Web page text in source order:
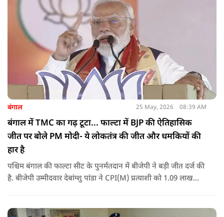
बंगाल 25 May, 2026 08:39 AM
बंगाल में TMC का गढ़ टूटा... फाल्टा में BJP की ऐतिहासिक
जीत पर बोले PM मोदी- ये लोकतंत्र की जीत और धमकियों की
हार है
पश्चिम बंगाल की फाल्टा सीट के पुनर्मतदान में बीजेपी ने बड़ी जीत दर्ज की
है. बीजेपी उम्मीदवार देबांग्शु पांडा ने CPI(M) प्रत्याशी को 1.09 लाख